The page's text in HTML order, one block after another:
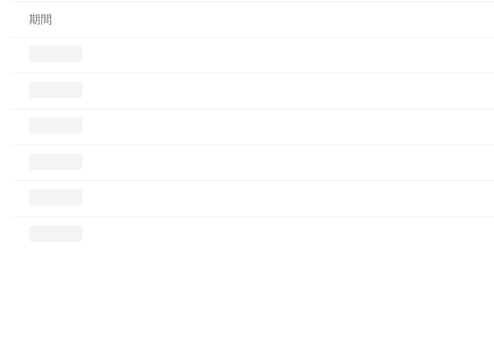
期間